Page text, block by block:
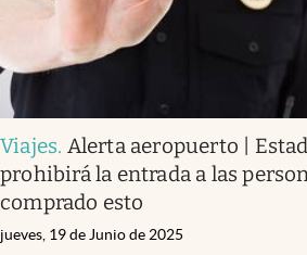
Viajes. Alerta aeropuerto |
prohibirá la entrada a las
comprado esto
jueves, 19 de Junio de 2025